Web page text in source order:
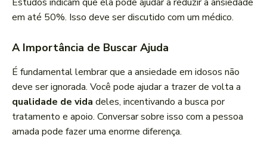
em até 50%. Isso deve ser discutido com um médico.
A Importância de Buscar Ajuda
É fundamental lembrar que a ansiedade em idosos não
deve ser ignorada. Você pode ajudar a trazer de volta a
qualidade de vida deles, incentivando a busca por
tratamento e apoio. Conversar sobre isso com a pessoa
amada pode fazer uma enorme diferença.